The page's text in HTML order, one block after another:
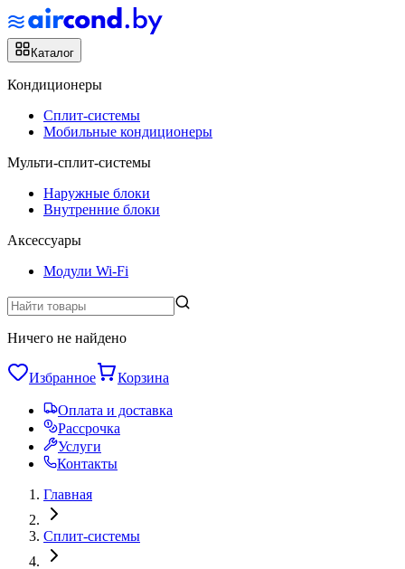
Каталог
Кондиционеры
Сплит-системы
Мобильные кондиционеры
Мульти-сплит-системы
Наружные блоки
Внутренние блоки
Аксессуары
Модули Wi-Fi
Ничего не найдено
Избранное Корзина
Оплата и доставка
Рассрочка
Услуги
Контакты
Главная
Сплит-системы